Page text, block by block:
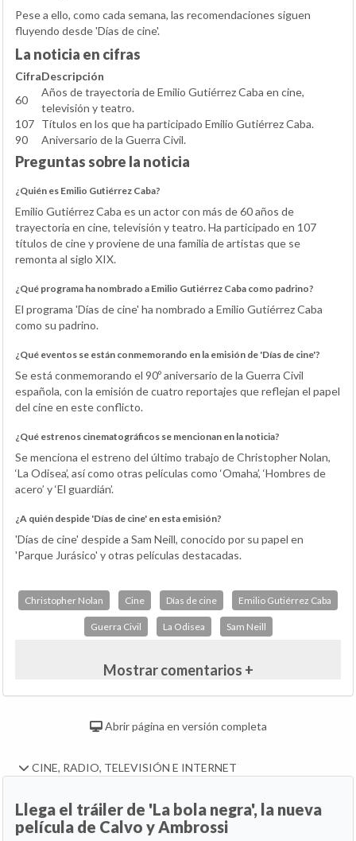
Pese a ello, como cada semana, las recomendaciones siguen
fluyendo desde 'Días de cine'.
La noticia en cifras
CifraDescripción
60
Años de trayectoria de Emilio Gutiérrez Caba en cine,
televisión y teatro.
107 Títulos en los que ha participado Emilio Gutiérrez Caba.
90
Aniversario de la Guerra Civil.
Preguntas sobre la noticia
¿Quién es Emilio Gutiérrez Caba?
Emilio Gutiérrez Caba es un actor con más de 60 años de
trayectoria en cine, televisión y teatro. Ha participado en 107
títulos de cine y proviene de una familia de artistas que se
remonta al siglo XIX.
¿Qué programa ha nombrado a Emilio Gutiérrez Caba como padrino?
El programa 'Días de cine' ha nombrado a Emilio Gutiérrez Caba
como su padrino.
¿Qué eventos se están conmemorando en la emisión de 'Días de cine'?
Se está conmemorando el 90º aniversario de la Guerra Civil
española, con la emisión de cuatro reportajes que reflejan el papel
del cine en este conflicto.
¿Qué estrenos cinematográficos se mencionan en la noticia?
Se menciona el estreno del último trabajo de Christopher Nolan,
‘La Odisea’, así como otras películas como ‘Omaha’, ‘Hombres de
acero’ y ‘El guardián’.
¿A quién despide 'Días de cine' en esta emisión?
'Días de cine' despide a Sam Neill, conocido por su papel en
'Parque Jurásico' y otras películas destacadas.
Christopher Nolan Cine Días de cine Emilio Gutiérrez Caba
Guerra Civil La Odisea Sam Neill
Mostrar comentarios +
Abrir página en versión completa
CINE, RADIO, TELEVISIÓN E INTERNET
Llega el tráiler de 'La bola negra', la nueva
película de Calvo y Ambrossi